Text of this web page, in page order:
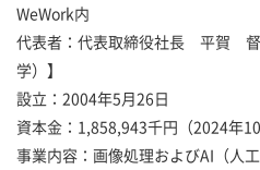
WeWork内
代表者：代表取締役社長 平賀 督
学）】
設立：2004年5月26日
資本金：1,858,943千円（2024年10
事業内容：画像処理およびAI（人